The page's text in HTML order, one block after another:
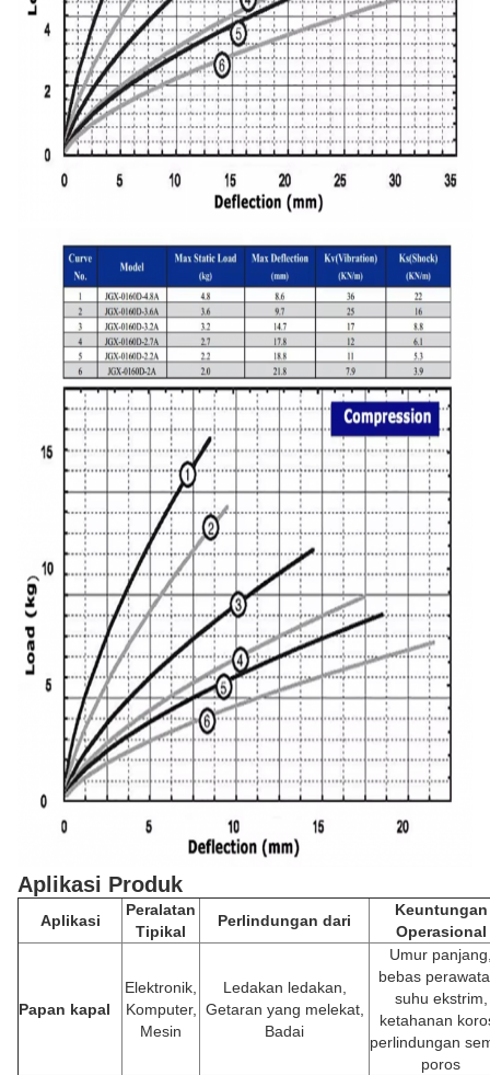
Aplikasi Produk
Aplikasi
Peralatan
Tipikal
Perlindungan dari
Keuntungan
Operasional
Papan kapal
Elektronik,
Komputer,
Mesin
Ledakan ledakan,
Getaran yang melekat,
Badai
Umur
bebas
suhu ekstrim,
ketahanan
perlindungan
poros